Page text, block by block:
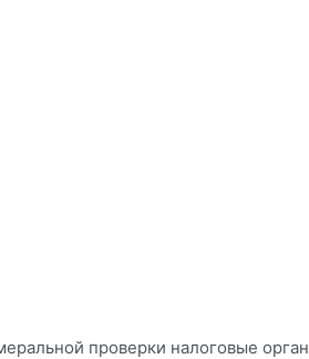
проверки налоговые